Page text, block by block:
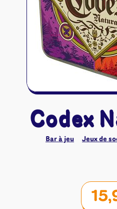
Naruto
Tapis
Codex
Bar à jeu Jeux de